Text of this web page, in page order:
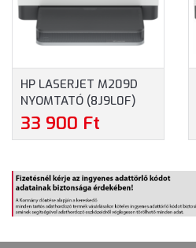
HP LASERJET M209D
NYOMTATÓ (8J9L0F)
33 900 Ft